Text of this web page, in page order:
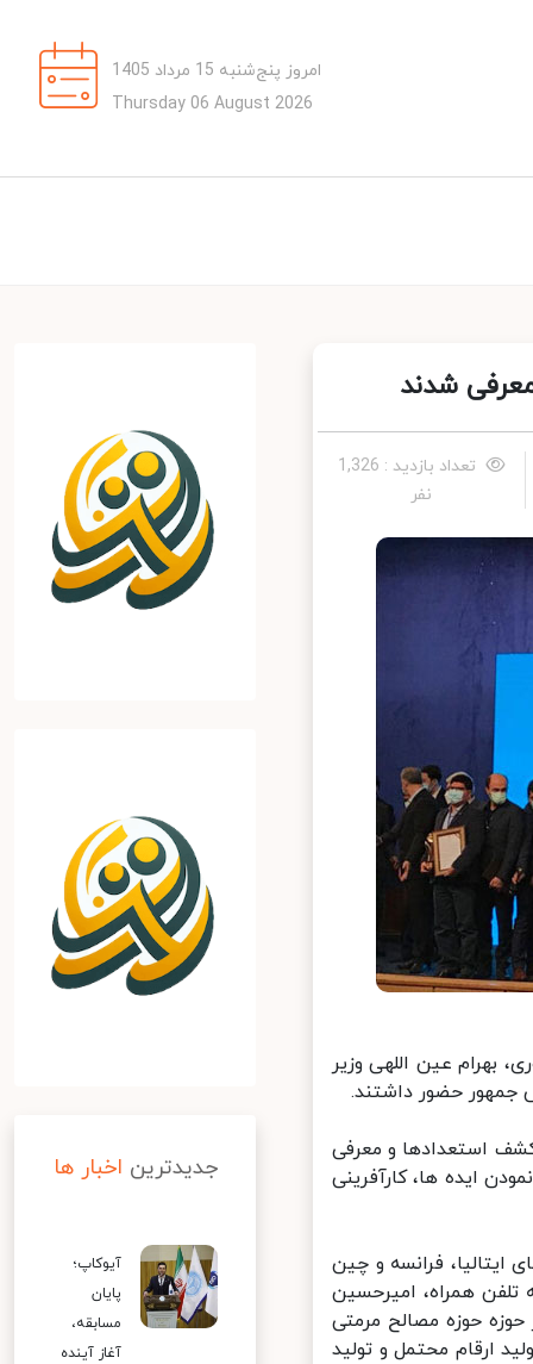
امروز پنج‌شنبه 15 مرداد 1405
Thursday 06 August 2026
شدند
تعداد بازدید : 1,326
نفر
عین اللهی وزیر
حضور داشتند.
استعدادها و معرفی
ایده ها، کارآفرینی
فرانسه و چین
همراه، امیرحسین
حوزه مصالح مرمتی
ارقام محتمل و تولید
جدیدترین اخبار ها
آیوکاپ؛
پایان
مسابقه،
آغاز آینده